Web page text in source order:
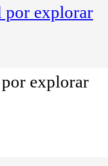
por explorar
explorar